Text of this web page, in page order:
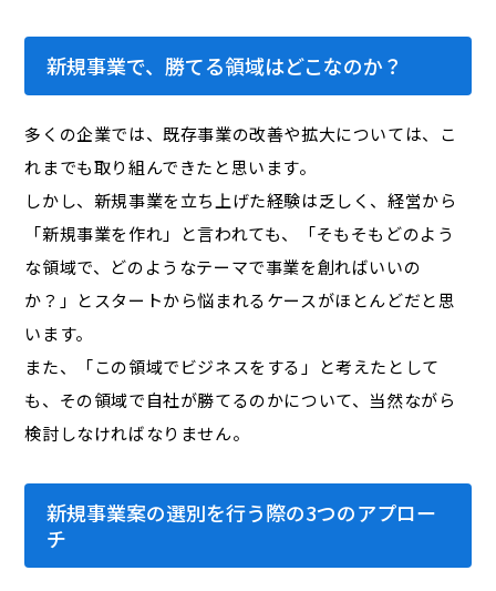
新規事業で、勝てる領域はどこなのか？
多くの企業では、既存事業の改善や拡大については、こ
れまでも取り組んできたと思います。
しかし、新規事業を立ち上げた経験は乏しく、経営から
「新規事業を作れ」と言われても、「そもそもどのよう
な領域で、どのようなテーマで事業を創ればいいの
か？」とスタートから悩まれるケースがほとんどだと思
います。
また、「この領域でビジネスをする」と考えたとして
も、その領域で自社が勝てるのかについて、当然ながら
検討しなければなりません。
新規事業案の選別を行う際の3つのアプロー
チ